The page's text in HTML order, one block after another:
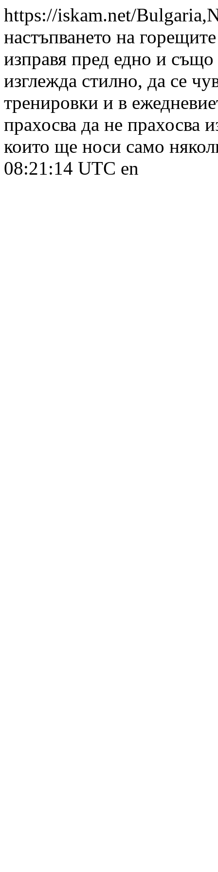
https://iskam.net/
настъпването на
изправя пред едно и също
изглежда стилно, да се
тренировки и в
прахосва да не прахосва
които ще носи само
08:21:14 UTC en